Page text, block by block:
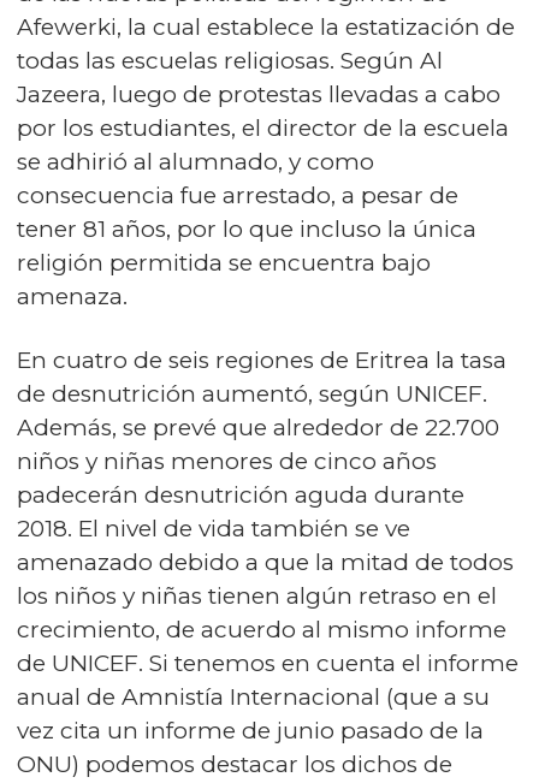
Afewerki, la cual establece la estatización de
todas las escuelas religiosas. Según Al
Jazeera, luego de protestas llevadas a cabo
por los estudiantes, el director de la escuela
se adhirió al alumnado, y como
consecuencia fue arrestado, a pesar de
tener 81 años, por lo que incluso la única
religión permitida se encuentra bajo
amenaza.
En cuatro de seis regiones de Eritrea la tasa
de desnutrición aumentó, según UNICEF.
Además, se prevé que alrededor de 22.700
niños y niñas menores de cinco años
padecerán desnutrición aguda durante
2018. El nivel de vida también se ve
amenazado debido a que la mitad de todos
los niños y niñas tienen algún retraso en el
crecimiento, de acuerdo al mismo informe
de UNICEF. Si tenemos en cuenta el informe
anual de Amnistía Internacional (que a su
vez cita un informe de junio pasado de la
ONU) podemos destacar los dichos de